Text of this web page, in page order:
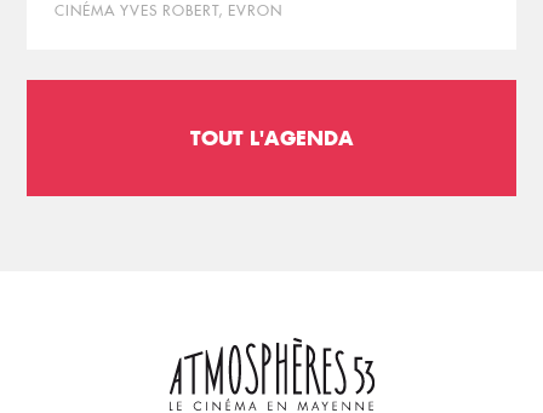
CINÉMA YVES ROBERT, EVRON
TOUT L'AGENDA